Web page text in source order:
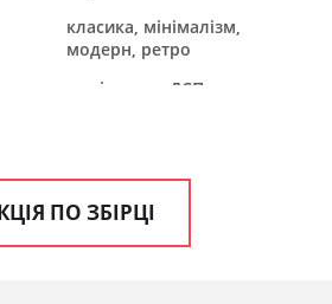
класика, мінімалізм,
модерн, ретро
ламінована ДСП
ПО ЗБІРЦІ